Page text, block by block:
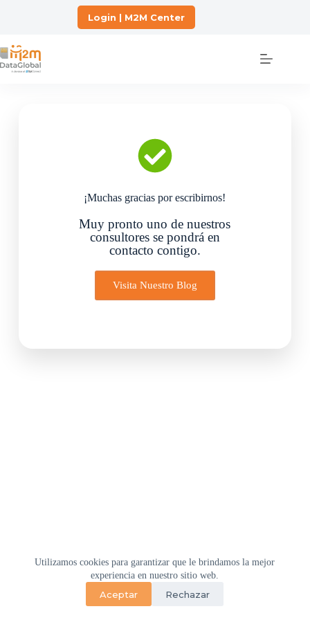
Utilizamos cookies para garantizar que le brindamos la mejor
experiencia en nuestro sitio web.
Aceptar Rechazar
Login | M2M Center
¡Muchas gracias por escribirnos!
Muy pronto uno de nuestros
consultores se pondrá en
contacto contigo.
Visita Nuestro Blog
Home Empresa
Soluciones
M2M CENTER
Blog M2M Lover
Copyright © 2026 M2M DataGlobal - Sitio desarrollado por